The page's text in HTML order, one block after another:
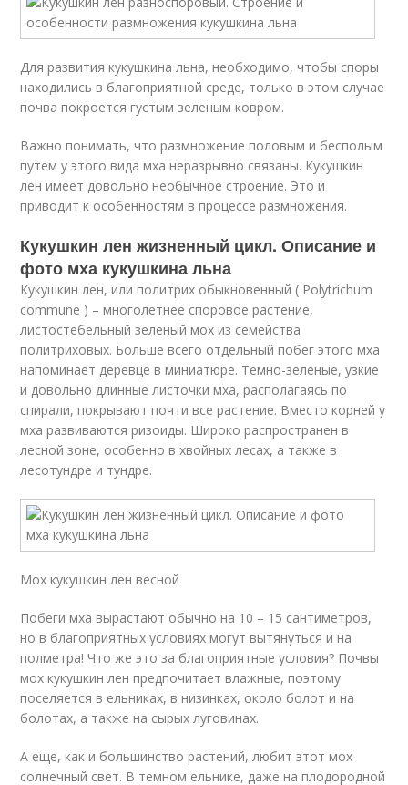
Для развития кукушкина льна, необходимо, чтобы споры
находились в благоприятной среде, только в этом случае
почва покроется густым зеленым ковром.
Важно понимать, что размножение половым и бесполым
путем у этого вида мха неразрывно связаны. Кукушкин
лен имеет довольно необычное строение. Это и
приводит к особенностям в процессе размножения.
Кукушкин лен жизненный цикл. Описание и
фото мха кукушкина льна
Кукушкин лен, или политрих обыкновенный ( Polytrichum
commune ) – многолетнее споровое растение,
листостебельный зеленый мох из семейства
политриховых. Больше всего отдельный побег этого мха
напоминает деревце в миниатюре. Темно-зеленые, узкие
и довольно длинные листочки мха, располагаясь по
спирали, покрывают почти все растение. Вместо корней у
мха развиваются ризоиды. Широко распространен в
лесной зоне, особенно в хвойных лесах, а также в
лесотундре и тундре.
Мох кукушкин лен весной
Побеги мха вырастают обычно на 10 – 15 сантиметров,
но в благоприятных условиях могут вытянуться и на
полметра! Что же это за благоприятные условия? Почвы
мох кукушкин лен предпочитает влажные, поэтому
поселяется в ельниках, в низинках, около болот и на
болотах, а также на сырых луговинах.
А еще, как и большинство растений, любит этот мох
солнечный свет. В темном ельнике, даже на плодородной